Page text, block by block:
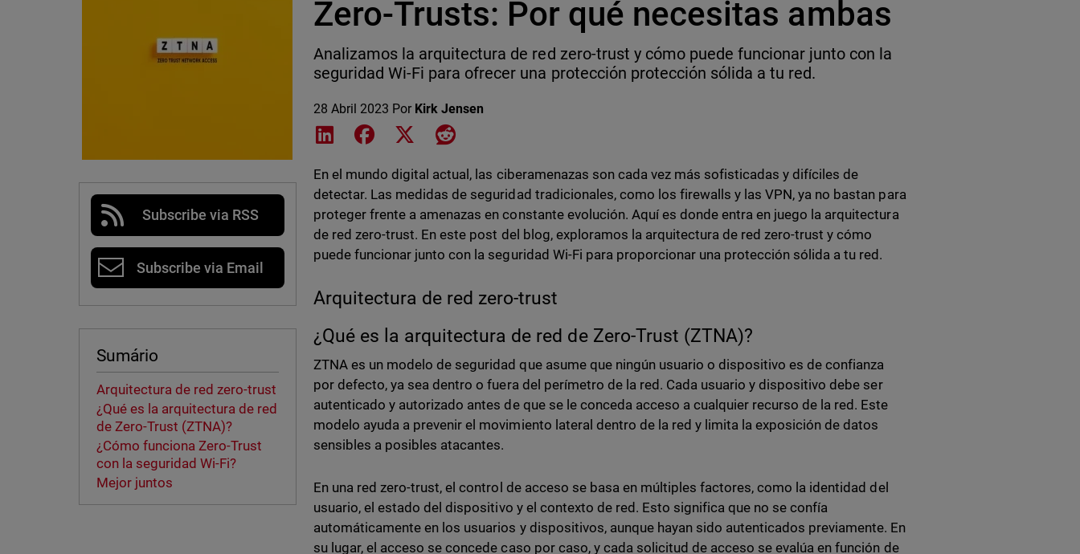
Subscribe via RSS
Subscribe via Email
Sumário
Arquitectura de red zero-trust
¿Qué es la arquitectura de red
de Zero-Trust (ZTNA)?
¿Cómo funciona Zero-Trust
con la seguridad Wi-Fi?
Mejor juntos
Zero-Trusts: Por qué necesitas ambas
Analizamos la arquitectura de red zero-trust y cómo puede funcionar junto con la
seguridad Wi-Fi para ofrecer una protección protección sólida a tu red.
28 Abril 2023 Por Kirk Jensen
Share on LinkedIn
Share on Facebook
Share on XShare on Reddit
En el mundo digital actual, las ciberamenazas son cada vez más sofisticadas y difíciles de
detectar. Las medidas de seguridad tradicionales, como los firewalls y las VPN, ya no bastan para
proteger frente a amenazas en constante evolución. Aquí es donde entra en juego la arquitectura
de red zero-trust. En este post del blog, exploramos la arquitectura de red zero-trust y cómo
puede funcionar junto con la seguridad Wi-Fi para proporcionar una protección sólida a tu red.
Arquitectura de red zero-trust
¿Qué es la arquitectura de red de Zero-Trust (ZTNA)?
ZTNA es un modelo de seguridad que asume que ningún usuario o dispositivo es de confianza
por defecto, ya sea dentro o fuera del perímetro de la red. Cada usuario y dispositivo debe ser
autenticado y autorizado antes de que se le conceda acceso a cualquier recurso de la red. Este
modelo ayuda a prevenir el movimiento lateral dentro de la red y limita la exposición de datos
sensibles a posibles atacantes.
En una red zero-trust, el control de acceso se basa en múltiples factores, como la identidad del
usuario, el estado del dispositivo y el contexto de red. Esto significa que no se confía
automáticamente en los usuarios y dispositivos, aunque hayan sido autenticados previamente. En
su lugar, el acceso se concede caso por caso, y cada solicitud de acceso se evalúa en función de